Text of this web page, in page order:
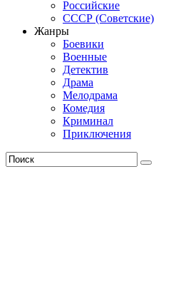
Российские
СССР (Советские)
Жанры
Боевики
Военные
Детектив
Драма
Мелодрама
Комедия
Криминал
Приключения